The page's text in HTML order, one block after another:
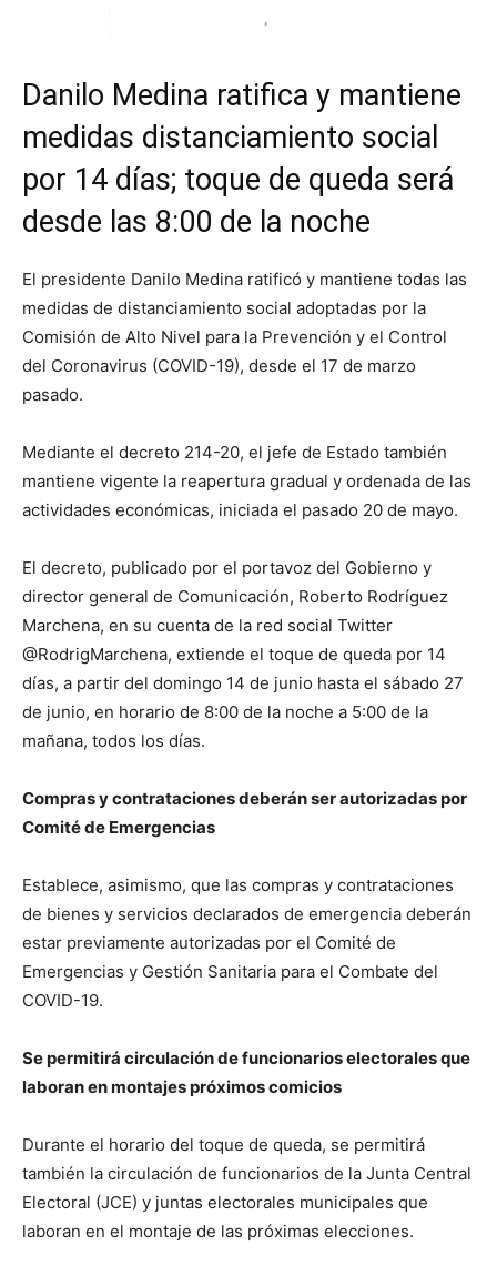
Danilo Medina ratifica y mantiene
medidas distanciamiento social
por 14 días; toque de queda será
desde las 8:00 de la noche
El presidente Danilo Medina ratificó y mantiene todas las
medidas de distanciamiento social adoptadas por la
Comisión de Alto Nivel para la Prevención y el Control
del Coronavirus (COVID-19), desde el 17 de marzo
pasado.
Mediante el decreto 214-20, el jefe de Estado también
mantiene vigente la reapertura gradual y ordenada de las
actividades económicas, iniciada el pasado 20 de mayo.
El decreto, publicado por el portavoz del Gobierno y
director general de Comunicación, Roberto Rodríguez
Marchena, en su cuenta de la red social Twitter
@RodrigMarchena, extiende el toque de queda por 14
días, a partir del domingo 14 de junio hasta el sábado 27
de junio, en horario de 8:00 de la noche a 5:00 de la
mañana, todos los días.
Compras y contrataciones deberán ser autorizadas por
Comité de Emergencias
Establece, asimismo, que las compras y contrataciones
de bienes y servicios declarados de emergencia deberán
estar previamente autorizadas por el Comité de
Emergencias y Gestión Sanitaria para el Combate del
COVID-19.
Se permitirá circulación de funcionarios electorales que
laboran en montajes próximos comicios
Durante el horario del toque de queda, se permitirá
también la circulación de funcionarios de la Junta Central
Electoral (JCE) y juntas electorales municipales que
laboran en el montaje de las próximas elecciones.